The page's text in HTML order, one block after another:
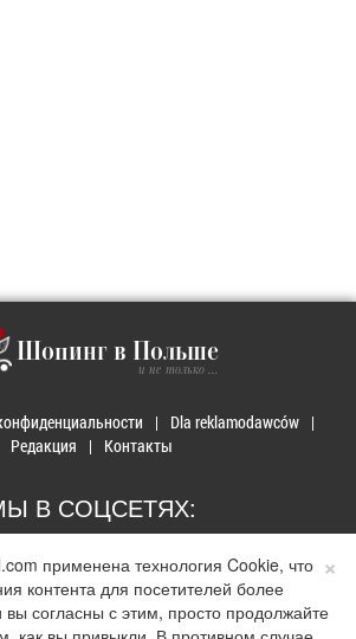
Шопинг в Польше
и не только ...
Dla reklamodawców
Редакция
Контакты
В СОЦСЕТЯХ:
Польше. Developed byRealnet.cf.Depositphotos
×
применена технология Cookie, что
контента для посетителей более
согласны с этим, просто продолжайте